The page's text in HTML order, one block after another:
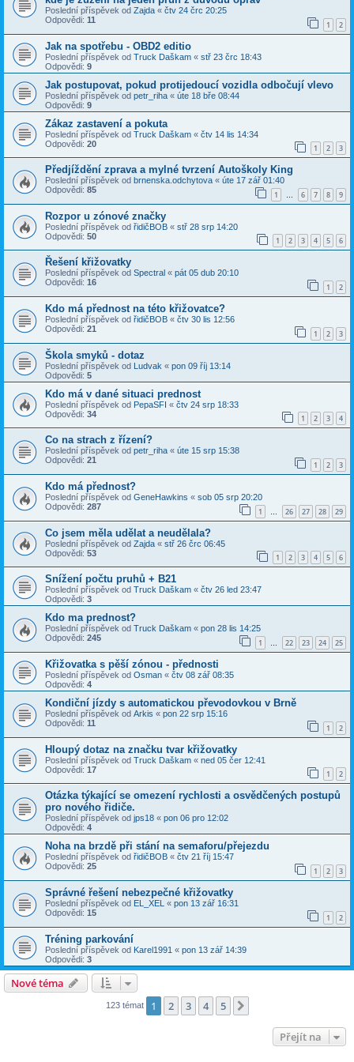
Poslední příspěvek od Zajda « čtv 24 črc 20:25
Odpovědi: 11 1 2
Jak na spotřebu - OBD2 editio
Poslední příspěvek od Truck Daškam « stř 23 črc 18:43
Odpovědi: 9
Jak postupovat, pokud protijedoucí vozidla odbočují vlevo
Poslední příspěvek od petr_riha « úte 18 bře 08:44
Odpovědi: 9
Zákaz zastavení a pokuta
Poslední příspěvek od Truck Daškam « čtv 14 lis 14:34
Odpovědi: 20 1 2 3
Předjíždění zprava a mylné tvrzení Autoškoly King
Poslední příspěvek od brnenska.odchytova « úte 17 zář 01:40
Odpovědi: 85 1 … 6 7 8 9
Rozpor u zónové značky
Poslední příspěvek od řidičBOB « stř 28 srp 14:20
Odpovědi: 50 1 2 3 4 5 6
Řešení křižovatky
Poslední příspěvek od Spectral « pát 05 dub 20:10
Odpovědi: 16 1 2
Kdo má přednost na této křižovatce?
Poslední příspěvek od řidičBOB « čtv 30 lis 12:56
Odpovědi: 21 1 2 3
Škola smyků - dotaz
Poslední příspěvek od Ludvak « pon 09 říj 13:14
Odpovědi: 5
Kdo má v dané situaci prednost
Poslední příspěvek od PepaSFI « čtv 24 srp 18:33
Odpovědi: 34 1 2 3 4
Co na strach z řízení?
Poslední příspěvek od petr_riha « úte 15 srp 15:38
Odpovědi: 21 1 2 3
Kdo má přednost?
Poslední příspěvek od GeneHawkins « sob 05 srp 20:20
Odpovědi: 287 1 … 26 27 28 29
Co jsem měla udělat a neudělala?
Poslední příspěvek od Zajda « stř 26 črc 06:45
Odpovědi: 53 1 2 3 4 5 6
Snížení počtu pruhů + B21
Poslední příspěvek od Truck Daškam « čtv 26 led 23:47
Odpovědi: 3
Kdo ma prednost?
Poslední příspěvek od Truck Daškam « pon 28 lis 14:25
Odpovědi: 245 1 … 22 23 24 25
Křižovatka s pěší zónou - přednosti
Poslední příspěvek od Osman « čtv 08 zář 08:35
Odpovědi: 4
Kondiční jízdy s automatickou převodovkou v Brně
Poslední příspěvek od Arkis « pon 22 srp 15:16
Odpovědi: 11 1 2
Hloupý dotaz na značku tvar křižovatky
Poslední příspěvek od Truck Daškam « ned 05 čer 12:41
Odpovědi: 17 1 2
Otázka týkající se omezení rychlosti a osvědčených postupů
pro nového řidiče.
Poslední příspěvek od jps18 « pon 06 pro 12:02
Odpovědi: 4
Noha na brzdě při stání na semaforu/přejezdu
Poslední příspěvek od řidičBOB « čtv 21 říj 15:47
Odpovědi: 25 1 2 3
Správné řešení nebezpečné křižovatky
Poslední příspěvek od EL_XEL « pon 13 zář 16:31
Odpovědi: 15 1 2
Tréning parkování
Poslední příspěvek od Karel1991 « pon 13 zář 14:39
Odpovědi: 3
Nové téma
123 témat 1 2 3 4 5
Přejít na